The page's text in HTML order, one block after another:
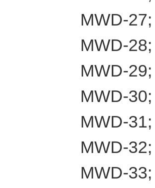
MWD-
MWD-
MWD-
MWD-
MWD-
MWD-
MWD-